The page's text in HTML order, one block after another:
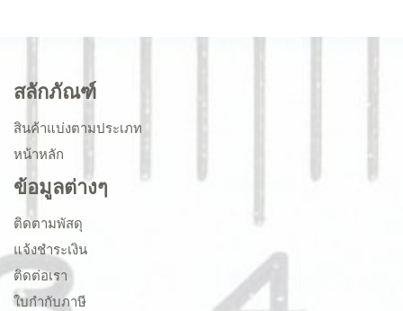
สลักภัณฑ์
สินค้าแบ่งตามประเภท
หน้าหลัก
ข้อมูลต่างๆ
ติดตามพัสดุ
แจ้งชำระเงิน
ติดต่อเรา
ใบกำกับภาษี